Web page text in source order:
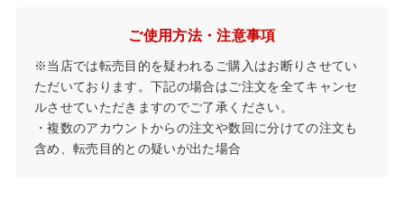
ブルーライトカット
ノンケミカル処方
低刺激処方*5
✓ 敏感肌でも汗をかくたびひんやりクール感
敏感肌にもやさしい使い心地で、穏やかに持続する冷感成分*2
配合。
汗をかくたびに清涼感が得られます。
ご使用方法・注意事項
※当店では転売目的を疑われるご購入はお断りさせてい
ただいております。下記の場合はご注文を全てキャンセ
ルさせていただきますのでご了承ください。
・複数のアカウントからの注文や数回に分けての注文も
含め、転売目的との疑いが出た場合